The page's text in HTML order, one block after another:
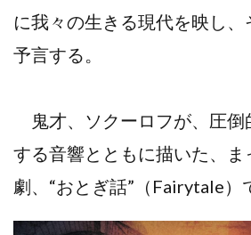
に我々の生きる現代を映し、
予言する。
鬼才、ソクーロフが、圧倒
する音響とともに描いた、ま
劇、“おとぎ話”（Fairytale）